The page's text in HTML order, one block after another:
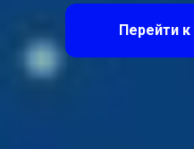
Перейти